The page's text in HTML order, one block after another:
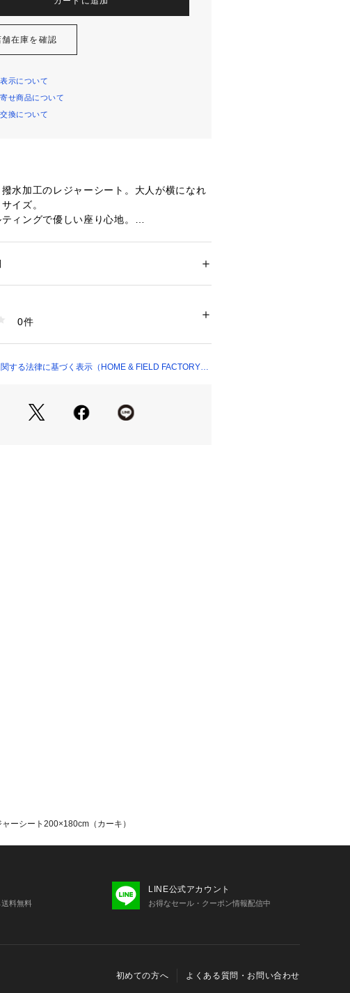
舗在庫を確認
示について
せ商品について
換について
水加工のレジャーシート。大人が横になれ
イズ。
ィングで優しい座り心地。
れに強い撥水加工。超音波溶着により縫い
ース
リエチレンシート（アルミ蒸着）、ベルト：ポリプ
1099400000289 （モール）
0件
する法律に基づく表示（HOME & FIELD FACTORY
ーシート200×180cm（カーキ）
送料無料
LINE公式アカウント
お得なセール・クーポン情報配信中
初めての方へ よくある質問・お問い合わせ